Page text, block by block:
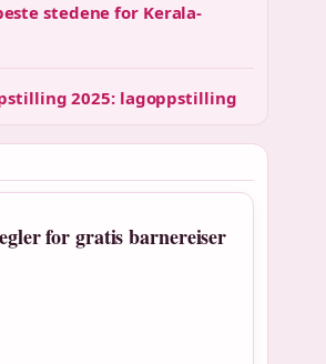
stedene for Kerala-
2025: lagoppstilling
for gratis barnereiser